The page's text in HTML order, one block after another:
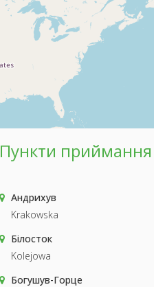
Пункти приймання
Андрихув
Krakowska
Білосток
Kolejowa
Богушув-Горце